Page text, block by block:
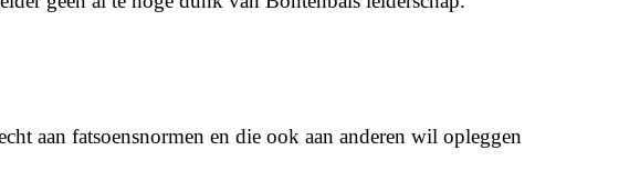
aan fatsoensnormen en die ook aan anderen wil opleggen